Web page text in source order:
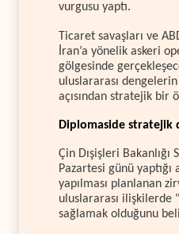
vurgusu yaptı.
Ticaret savaşları ve
İran’a yönelik askeri
gölgesinde
uluslararası
açısından stratejik bir
Diplomaside stratejik
Çin Dışişleri Bakanlığı
Pazartesi günü
yapılması planlanan
uluslararası ilişkilerde
sağlamak olduğunu